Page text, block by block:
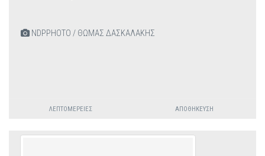
NDPPHOTO / ΘΩΜΑΣ ΔΑΣΚΑΛΑΚΗΣ
ΛΕΠΤΟΜΈΡΕΙΕΣ ΑΠΟΘΉΚΕΥΣΗ